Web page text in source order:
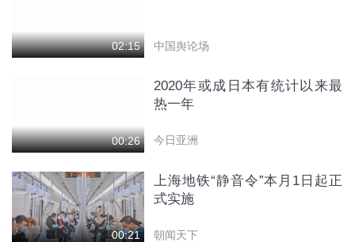
02:15 中国舆论场
00:26
2020年或成日本有统计以来最
热一年
今日亚洲
00:21
上海地铁“静音令”本月1日起正
式实施
朝闻天下